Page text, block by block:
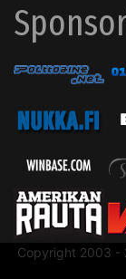
Copyright 2003 -